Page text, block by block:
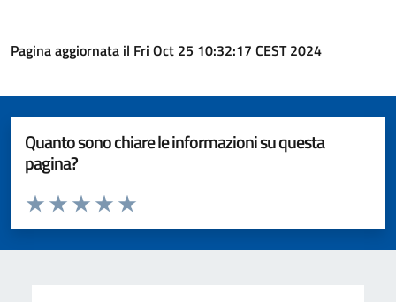
Pagina aggiornata il Fri Oct 25 10:32:17 CEST 2024
Quanto sono chiare le informazioni su questa
pagina?
Valuta da 1 a 5 stelle la pagina
Valuta 5 stelle su 5
Valuta 4 stelle su 5
Valuta 3 stelle su 5
Valuta 2 stelle su 5
Valuta 1 stelle su 5